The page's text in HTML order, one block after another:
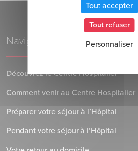
Navigation
Découvrez le Centre Hospitalier
Comment venir au Centre Hospitalier
Préparer votre séjour à l’Hôpital
Pendant votre séjour à l’Hôpital
Tout accepter
Tout refuser
Personnaliser